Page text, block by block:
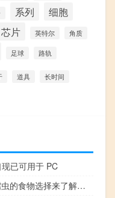
系列 细胞
芯片 英特尔 角质
足球 路轨
道具 长时间
已可用于 PC
科学家通过研究蠕虫的食物选择来了解年轻的大脑如何形成终生记忆